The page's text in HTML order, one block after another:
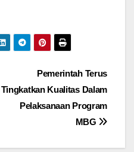
Pemerintah Terus
Tingkatkan Kualitas Dalam
Pelaksanaan Program
MBG